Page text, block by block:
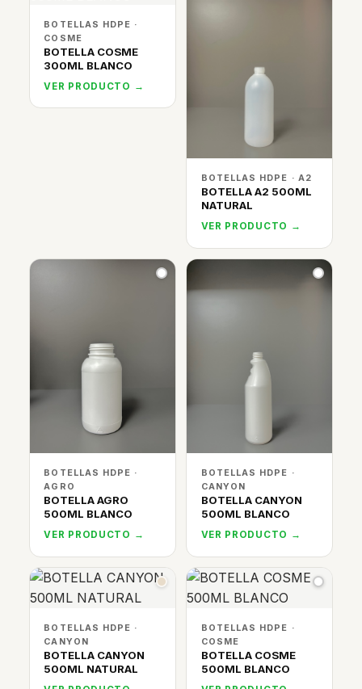
BOTELLAS HDPE ·
COSME
BOTELLA COSME
300ML BLANCO
VER PRODUCTO →
BOTELLAS HDPE · A2
BOTELLA A2 500ML
NATURAL
VER PRODUCTO →
BOTELLAS HDPE ·
AGRO
BOTELLA AGRO
500ML BLANCO
VER PRODUCTO →
BOTELLAS HDPE ·
CANYON
BOTELLA CANYON
500ML BLANCO
VER PRODUCTO →
BOTELLAS HDPE ·
CANYON
BOTELLA CANYON
500ML NATURAL
BOTELLAS HDPE ·
COSME
BOTELLA COSME
500ML BLANCO